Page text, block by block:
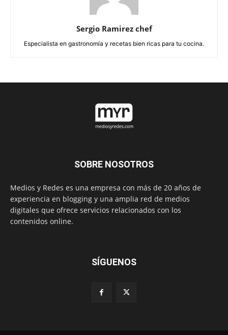
Sergio Ramirez chef
Especialista en gastronomía y recetas bien ricas para tu cocina.
SOBRE NOSOTROS
Medios y Redes es una empresa con más de 20 años de
experiencia en blogging y una amplia red de medios
digitales que ofrece servicios relacionados con los
contenidos online.
SÍGUENOS